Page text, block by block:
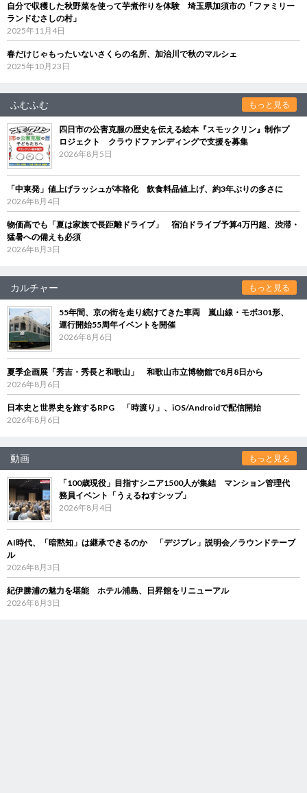
自分で収穫した秋野菜を使って芋煮作りを体験 埼玉県加須市の「ファミリー
ランドむさしの村」
2025年11月4日
春だけじゃもったいないさくらの名所、加治川で秋のマルシェ
2025年10月23日
ふむふむ もっと見る
四日市の公害克服の歴史を伝える絵本『スモックリン』制作プ
ロジェクト クラウドファンディングで支援を募集
2026年8月5日
「中東発」値上げラッシュが本格化 飲食料品値上げ、約3年ぶりの多さに
2026年8月4日
物価高でも「夏は家族で長距離ドライブ」 宿泊ドライブ予算4万円超、渋滞・
猛暑への備えも必須
2026年8月3日
カルチャー もっと見る
55年間、京の街を走り続けてきた車両 嵐山線・モボ301形、
運行開始55周年イベントを開催
2026年8月6日
夏季企画展「秀吉・秀長と和歌山」 和歌山市立博物館で8月8日から
2026年8月6日
日本史と世界史を旅するRPG 「時渡り」、iOS/Androidで配信開始
2026年8月6日
動画 もっと見る
「100歳現役」目指すシニア1500人が集結 マンション管理代
務員イベント「うぇるねすシップ」
2026年8月4日
AI時代、「暗黙知」は継承できるのか 「デジブレ」説明会／ラウンドテーブ
ル
2026年8月3日
紀伊勝浦の魅力を堪能 ホテル浦島、日昇館をリニューアル
2026年8月3日